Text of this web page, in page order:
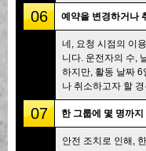
06 예약을 변경하거나
네, 요청 시점의 이
니다. 운전자의 수,
하지만, 활동 날짜
나 취소하고자 할
07 한 그룹에 몇 명까
안전 조치로 인해,